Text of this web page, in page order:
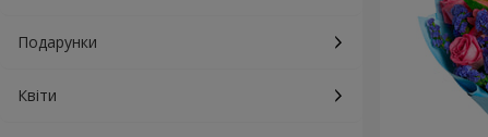
Подарунки
Квіти